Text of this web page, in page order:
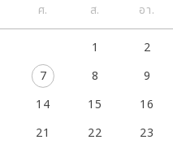
ศ. ส. อา.
1
2
7 8
9
14 15
16
21 22
23